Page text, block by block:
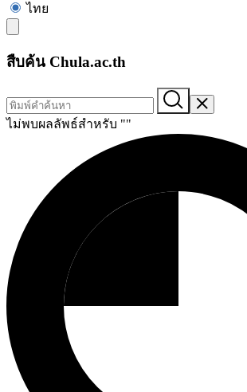
ไทย
สืบค้น Chula.ac.th
ไม่พบผลลัพธ์สำหรับ ""